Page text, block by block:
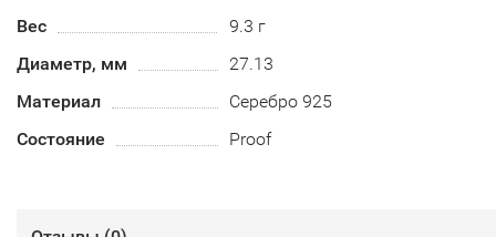
Вес
9.3 г
Диаметр, мм
27.13
Материал
Серебро 925
Состояние
Proof